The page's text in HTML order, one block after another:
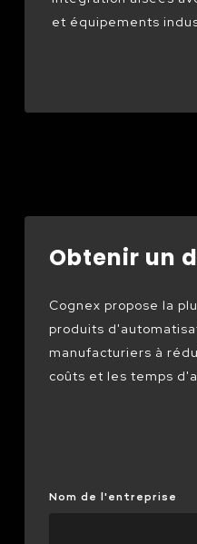
et équipements
Obtenir un
Cognex propose la
produits
manufacturiers à
coûts et les temps
Nom de l'entreprise